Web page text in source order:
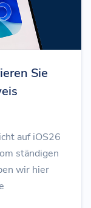
Sie
auf iOS26
ständigen
wir hier